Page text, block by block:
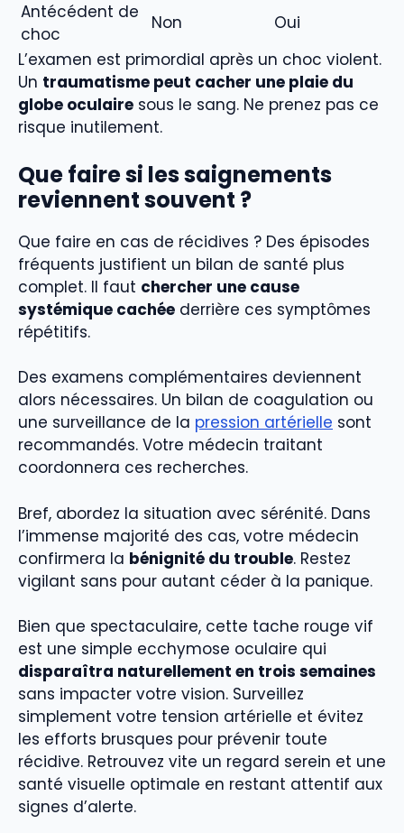
Antécédent de
choc
Non
Oui
L’examen est primordial après un choc violent.
Un traumatisme peut cacher une plaie du
globe oculaire sous le sang. Ne prenez pas ce
risque inutilement.
Que faire si les saignements
reviennent souvent ?
Que faire en cas de récidives ? Des épisodes
fréquents justifient un bilan de santé plus
complet. Il faut chercher une cause
systémique cachée derrière ces symptômes
répétitifs.
Des examens complémentaires deviennent
alors nécessaires. Un bilan de coagulation ou
une surveillance de la pression artérielle sont
recommandés. Votre médecin traitant
coordonnera ces recherches.
Bref, abordez la situation avec sérénité. Dans
l’immense majorité des cas, votre médecin
confirmera la bénignité du trouble. Restez
vigilant sans pour autant céder à la panique.
Bien que spectaculaire, cette tache rouge vif
est une simple ecchymose oculaire qui
disparaîtra naturellement en trois semaines
sans impacter votre vision. Surveillez
simplement votre tension artérielle et évitez
les efforts brusques pour prévenir toute
récidive. Retrouvez vite un regard serein et une
santé visuelle optimale en restant attentif aux
signes d’alerte.